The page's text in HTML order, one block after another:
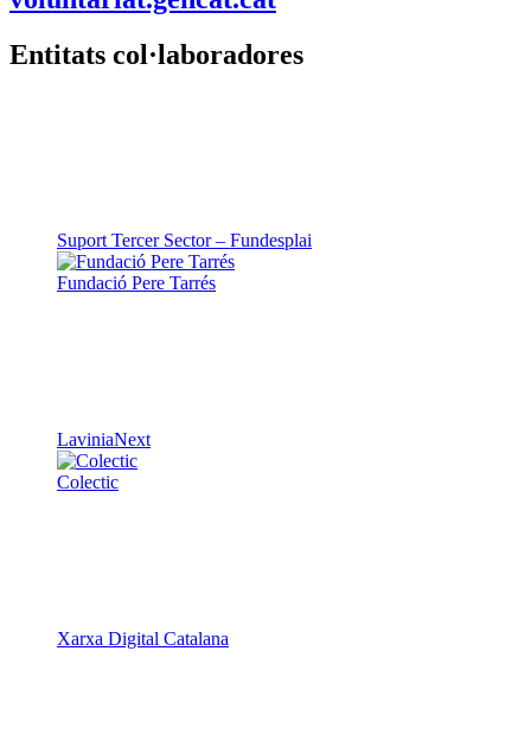
Entitats col·laboradores
Suport Tercer Sector – Fundesplai
Fundació Pere Tarrés
LaviniaNext
Colectic